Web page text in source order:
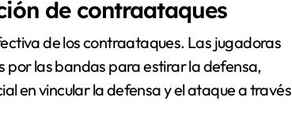
de contraataques
de los contraataques. Las jugadoras
las bandas para estirar la defensa,
en vincular la defensa y el ataque a través